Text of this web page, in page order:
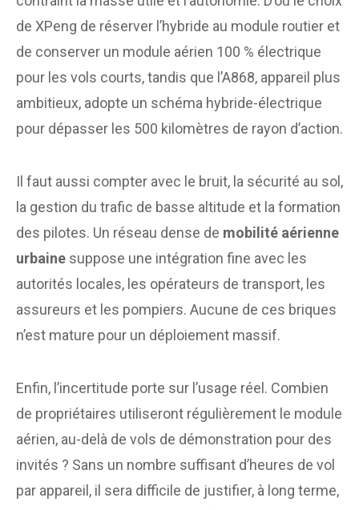
de XPeng de réserver l’hybride au module routier et
de conserver un module aérien 100 % électrique
pour les vols courts, tandis que l’A868, appareil plus
ambitieux, adopte un schéma hybride-électrique
pour dépasser les 500 kilomètres de rayon d’action.
Il faut aussi compter avec le bruit, la sécurité au sol,
la gestion du trafic de basse altitude et la formation
des pilotes. Un réseau dense de mobilité aérienne
urbaine suppose une intégration fine avec les
autorités locales, les opérateurs de transport, les
assureurs et les pompiers. Aucune de ces briques
n’est mature pour un déploiement massif.
Enfin, l’incertitude porte sur l’usage réel. Combien
de propriétaires utiliseront régulièrement le module
aérien, au-delà de vols de démonstration pour des
invités ? Sans un nombre suffisant d’heures de vol
par appareil, il sera difficile de justifier, à long terme,